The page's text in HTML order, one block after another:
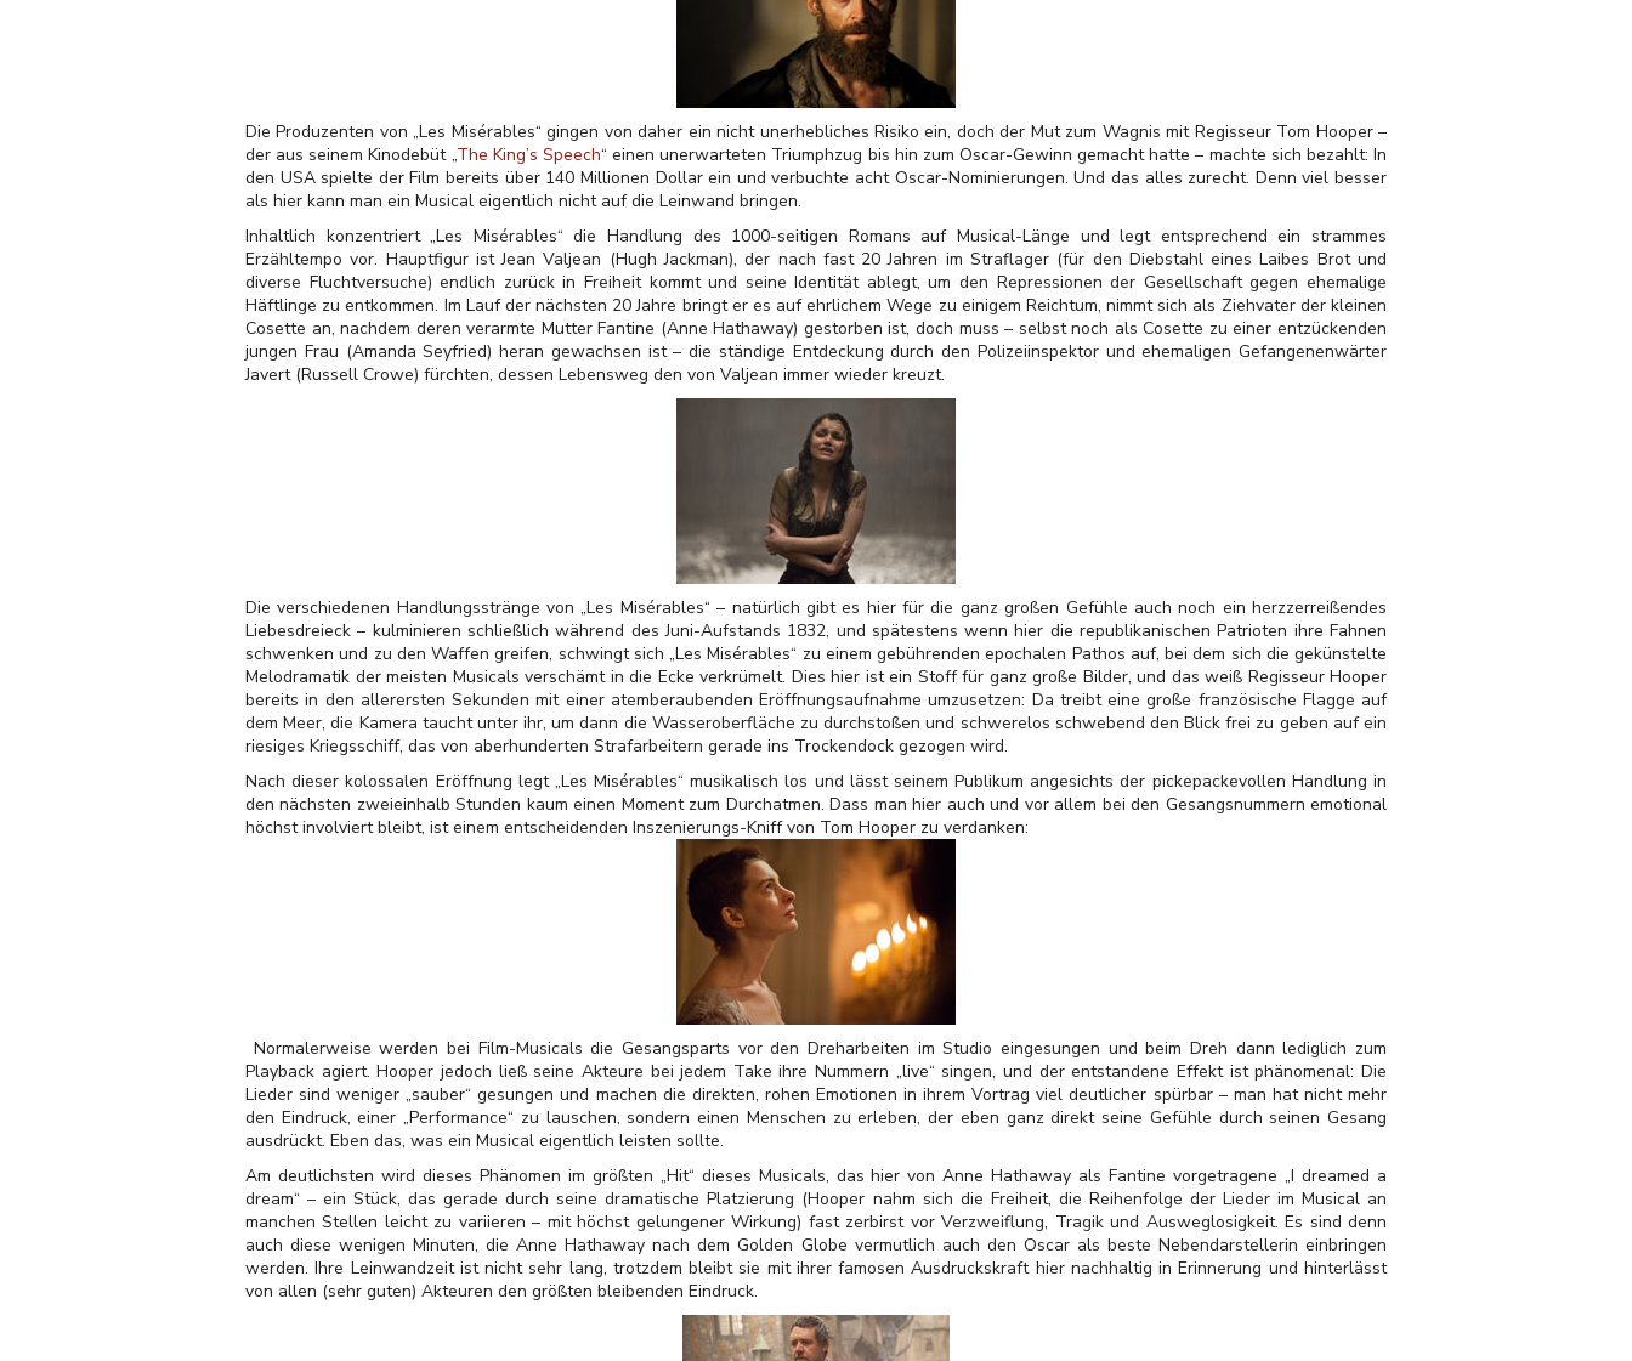
Die Produzenten von „Les Misérables“ gingen von daher ein nicht unerhebliches Risiko ein, doch der Mut zum Wagnis mit Regisseur Tom Hooper –
der aus seinem Kinodebüt „The King’s Speech“ einen unerwarteten Triumphzug bis hin zum Oscar-Gewinn gemacht hatte – machte sich bezahlt: In
den USA spielte der Film bereits über 140 Millionen Dollar ein und verbuchte acht Oscar-Nominierungen. Und das alles zurecht. Denn viel besser
als hier kann man ein Musical eigentlich nicht auf die Leinwand bringen.
Inhaltlich konzentriert „Les Misérables“ die Handlung des 1000-seitigen Romans auf Musical-Länge und legt entsprechend ein strammes
Erzähltempo vor. Hauptfigur ist Jean Valjean (Hugh Jackman), der nach fast 20 Jahren im Straflager (für den Diebstahl eines Laibes Brot und
diverse Fluchtversuche) endlich zurück in Freiheit kommt und seine Identität ablegt, um den Repressionen der Gesellschaft gegen ehemalige
Häftlinge zu entkommen. Im Lauf der nächsten 20 Jahre bringt er es auf ehrlichem Wege zu einigem Reichtum, nimmt sich als Ziehvater der kleinen
Cosette an, nachdem deren verarmte Mutter Fantine (Anne Hathaway) gestorben ist, doch muss – selbst noch als Cosette zu einer entzückenden
jungen Frau (Amanda Seyfried) heran gewachsen ist – die ständige Entdeckung durch den Polizeiinspektor und ehemaligen Gefangenenwärter
Javert (Russell Crowe) fürchten, dessen Lebensweg den von Valjean immer wieder kreuzt.
Die verschiedenen Handlungsstränge von „Les Misérables“ – natürlich gibt es hier für die ganz großen Gefühle auch noch ein herzzerreißendes
Liebesdreieck – kulminieren schließlich während des Juni-Aufstands 1832, und spätestens wenn hier die republikanischen Patrioten ihre Fahnen
schwenken und zu den Waffen greifen, schwingt sich „Les Misérables“ zu einem gebührenden epochalen Pathos auf, bei dem sich die gekünstelte
Melodramatik der meisten Musicals verschämt in die Ecke verkrümelt. Dies hier ist ein Stoff für ganz große Bilder, und das weiß Regisseur Hooper
bereits in den allerersten Sekunden mit einer atemberaubenden Eröffnungsaufnahme umzusetzen: Da treibt eine große französische Flagge auf
dem Meer, die Kamera taucht unter ihr, um dann die Wasseroberfläche zu durchstoßen und schwerelos schwebend den Blick frei zu geben auf ein
riesiges Kriegsschiff, das von aberhunderten Strafarbeitern gerade ins Trockendock gezogen wird.
Nach dieser kolossalen Eröffnung legt „Les Misérables“ musikalisch los und lässt seinem Publikum angesichts der pickepackevollen Handlung in
den nächsten zweieinhalb Stunden kaum einen Moment zum Durchatmen. Dass man hier auch und vor allem bei den Gesangsnummern emotional
höchst involviert bleibt, ist einem entscheidenden Inszenierungs-Kniff von Tom Hooper zu verdanken:
Normalerweise werden bei Film-Musicals die Gesangsparts vor den Dreharbeiten im Studio eingesungen und beim Dreh dann lediglich zum
Playback agiert. Hooper jedoch ließ seine Akteure bei jedem Take ihre Nummern „live“ singen, und der entstandene Effekt ist phänomenal: Die
Lieder sind weniger „sauber“ gesungen und machen die direkten, rohen Emotionen in ihrem Vortrag viel deutlicher spürbar – man hat nicht mehr
den Eindruck, einer „Performance“ zu lauschen, sondern einen Menschen zu erleben, der eben ganz direkt seine Gefühle durch seinen Gesang
ausdrückt. Eben das, was ein Musical eigentlich leisten sollte.
Am deutlichsten wird dieses Phänomen im größten „Hit“ dieses Musicals, das hier von Anne Hathaway als Fantine vorgetragene „I dreamed a
dream“ – ein Stück, das gerade durch seine dramatische Platzierung (Hooper nahm sich die Freiheit, die Reihenfolge der Lieder im Musical an
manchen Stellen leicht zu variieren – mit höchst gelungener Wirkung) fast zerbirst vor Verzweiflung, Tragik und Ausweglosigkeit. Es sind denn
auch diese wenigen Minuten, die Anne Hathaway nach dem Golden Globe vermutlich auch den Oscar als beste Nebendarstellerin einbringen
werden. Ihre Leinwandzeit ist nicht sehr lang, trotzdem bleibt sie mit ihrer famosen Ausdruckskraft hier nachhaltig in Erinnerung und hinterlässt
von allen (sehr guten) Akteuren den größten bleibenden Eindruck.